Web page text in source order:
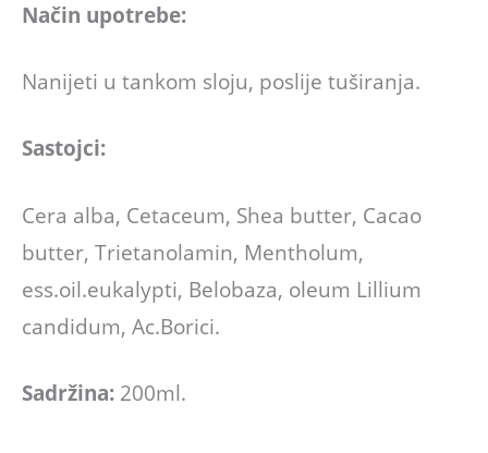
Način upotrebe:
Nanijeti u tankom sloju, poslije tuširanja.
Sastojci:
Cera alba, Cetaceum, Shea butter, Cacao
butter, Trietanolamin, Mentholum,
ess.oil.eukalypti, Belobaza, oleum Lillium
candidum, Ac.Borici.
Sadržina: 200ml.